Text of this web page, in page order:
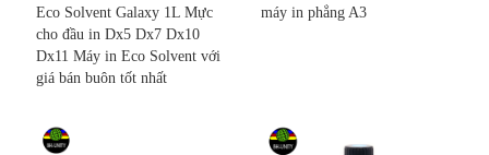
Eco Solvent Galaxy 1L Mực
cho đầu in Dx5 Dx7 Dx10
Dx11 Máy in Eco Solvent với
giá bán buôn tốt nhất
máy in phẳng A3